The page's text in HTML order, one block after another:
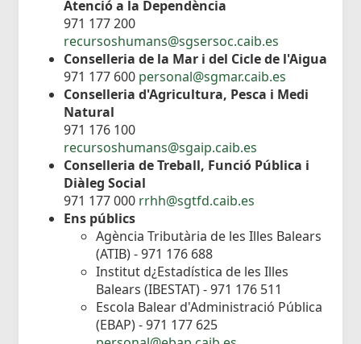
Atenció a la Dependència
971 177 200
recursoshumans@sgsersoc.caib.es
Conselleria de la Mar i del Cicle de l'Aigua
971 177 600 personal@sgmar.caib.es
Conselleria d'Agricultura, Pesca i Medi
Natural
971 176 100
recursoshumans@sgaip.caib.es
Conselleria de Treball, Funció Pública i
Diàleg Social
971 177 000 rrhh@sgtfd.caib.es
Ens públics
Agència Tributària de les Illes Balears
(ATIB) - 971 176 688
Institut d¿Estadística de les Illes
Balears (IBESTAT) - 971 176 511
Escola Balear d'Administració Pública
(EBAP) - 971 177 625